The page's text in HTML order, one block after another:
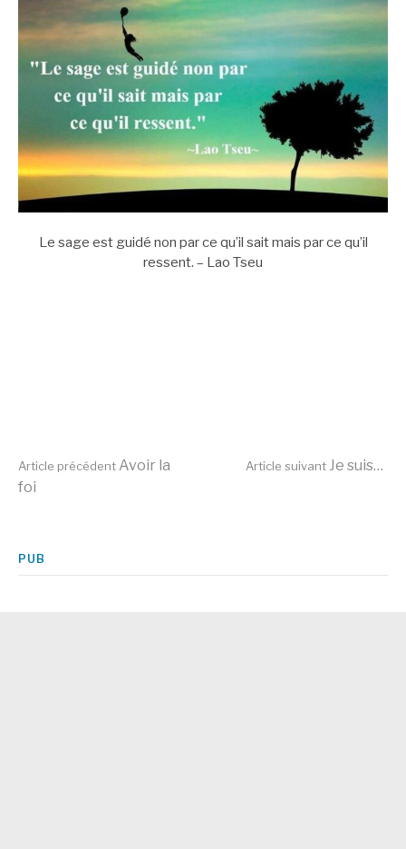
Le sage est guidé non par ce qu’il sait mais par ce qu’il
ressent. – Lao Tseu
Lire
la
Article précédent Avoir la
foi
Article suivant Je suis…
PUB